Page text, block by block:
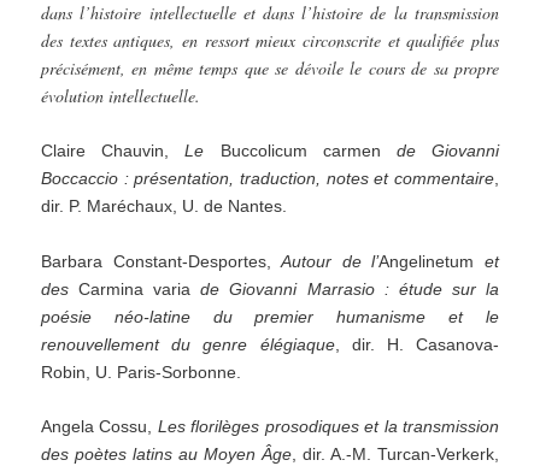
dans l’histoire intellectuelle et dans l’histoire de la transmission
des textes antiques, en ressort mieux circonscrite et qualifiée plus
précisément, en même temps que se dévoile le cours de sa propre
évolution intellectuelle.
Claire Chauvin,Le Buccolicum carmen de Giovanni
Boccaccio : présentation, traduction, notes et commentaire,
dir. P. Maréchaux, U. de Nantes.
Barbara Constant-Desportes,Autour de l’Angelinetum et
desCarmina variade Giovanni Marrasio : étude sur la
poésie néo-latine du premier humanisme et le
renouvellement du genre élégiaque, dir. H. Casanova-
Robin, U. Paris-Sorbonne.
Angela Cossu, Les florilèges prosodiques et la transmission
des poètes latins au Moyen Âge, dir. A.-M. Turcan-Verkerk,